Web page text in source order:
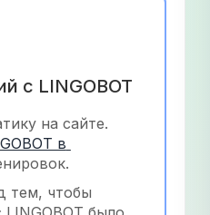
с LINGOBOT
на сайте.
в
тем, чтобы